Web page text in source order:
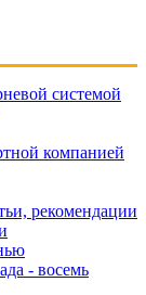
системой
компанией
рекомендации
- восемь